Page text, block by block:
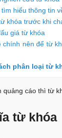
hiểu thông tin
khóa trước khi
giá từ khóa
chính nên để từ
phân loại từ
cáo thì từ
từ khóa